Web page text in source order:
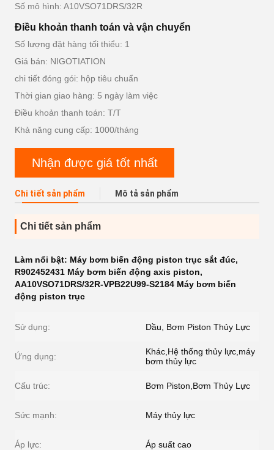
Số mô hình: A10VSO71DRS/32R
Điều khoản thanh toán và vận chuyển
Số lượng đặt hàng tối thiểu: 1
Giá bán: NIGOTIATION
chi tiết đóng gói: hộp tiêu chuẩn
Thời gian giao hàng: 5 ngày làm việc
Điều khoản thanh toán: T/T
Khả năng cung cấp: 1000/tháng
Nhận được giá tốt nhất
Chi tiết sản phẩm Mô tả sản phẩm
Chi tiết sản phẩm
Làm nổi bật: Máy bơm biến động piston trục sắt đúc,
R902452431 Máy bơm biến động axis piston,
AA10VSO71DRS/32R-VPB22U99-S2184 Máy bơm biến
động piston trục
Sử dụng: Dầu, Bơm Piston Thủy Lực
Ứng dụng:
Khác,Hệ thống thủy lực,máy
bơm thủy lực
Cấu trúc: Bơm Piston,Bơm Thủy Lực
Sức mạnh: Máy thủy lực
Áp lực: Áp suất cao